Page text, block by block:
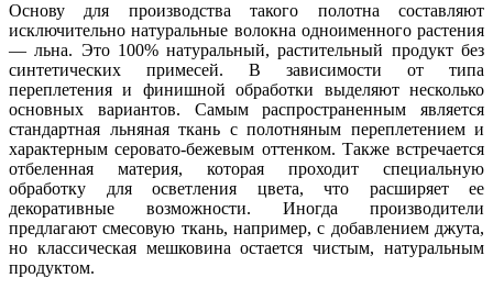
Основу для производства такого полотна составляют
исключительно натуральные волокна одноименного растения
— льна. Это 100% натуральный, растительный продукт без
синтетических примесей. В зависимости от типа
переплетения и финишной обработки выделяют несколько
основных вариантов. Самым распространенным является
стандартная льняная ткань с полотняным переплетением и
характерным серовато-бежевым оттенком. Также встречается
отбеленная материя, которая проходит специальную
обработку для осветления цвета, что расширяет ее
декоративные возможности. Иногда производители
предлагают смесовую ткань, например, с добавлением джута,
но классическая мешковина остается чистым, натуральным
продуктом.